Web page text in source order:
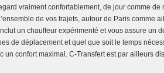
vraiment confortablement, de jour comme de
de vos trajets, autour de Paris comme
un chauffeur expérimenté et vous assure un
de déplacement et quel que soit le temps
un confort maximal. C-Transfert est par ailleurs